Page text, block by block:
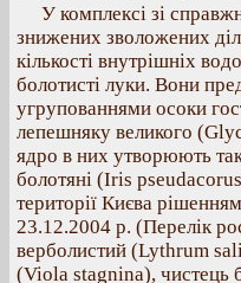
У комплексі зі
знижених зволожених
кількості внутрішніх
болотисті луки. Вони
угрупованнями осоки
лепешняку великого
ядро в них утворюють
болотяні (Iris
території Києва
23.12.2004 р. (Перелік
верболистий (Lythrum
(Viola stagnina), чистець